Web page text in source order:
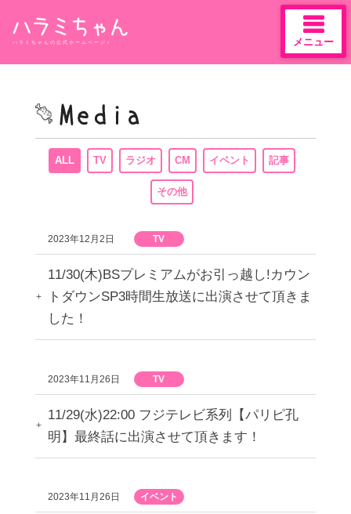
content
ハラミちゃんの公式ホームページ♪ メニュー
ALL TV ラジオ CM イベント 記事
その他
2023年12月2日 TV
11/30(木)BSプレミアムがお引っ越し!カウン
トダウンSP3時間生放送に出演させて頂きま
した！
2023年11月26日 TV
11/29(水)22:00 フジテレビ系列【パリピ孔
明】最終話に出演させて頂きます！
2023年11月26日 イベント